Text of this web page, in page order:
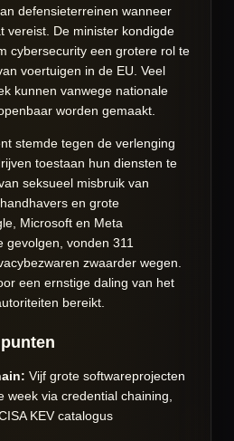
defensieterreinen wanneer
vereist. De minister kondigde
cybersecurity een grotere rol te
voertuigen in de EU. Veel
kunnen vanwege nationale
worden gemaakt.
stemde tegen de verlenging
toestaan hun diensten te
seksueel misbruik van
en grote
Microsoft en Meta
gevolgen, vonden 311
zwaarder wegen.
een ernstige daling van het
bereikt.
Vijf grote softwareprojecten
week via credential chaining,
KEV catalogus